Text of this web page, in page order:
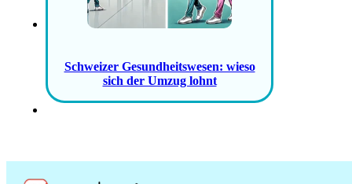
Schweizer Gesundheitswesen: wieso
sich der Umzug lohnt